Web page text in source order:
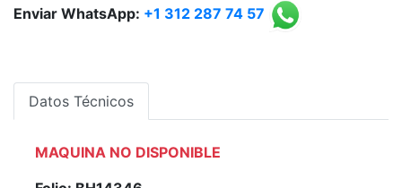
Enviar WhatsApp: +1 312 287 74 57
Datos Técnicos
MAQUINA NO DISPONIBLE